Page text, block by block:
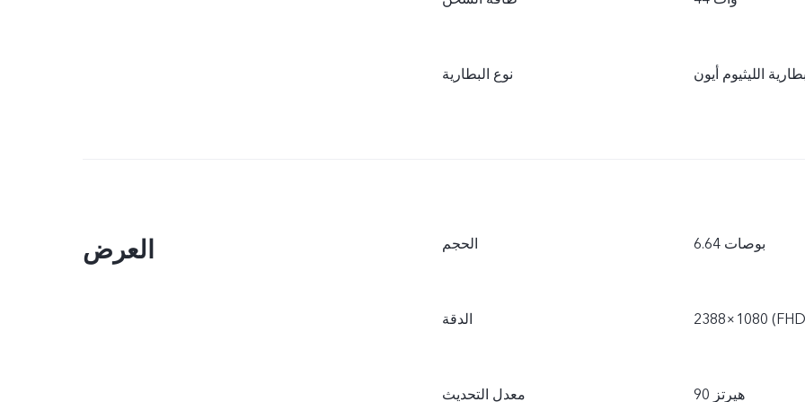
نوع البطارية الليثيوم أيون
العرض الحجم 6.64 بوصات
الدقة 2388×1080
معدل التحديث 90 هيرتز